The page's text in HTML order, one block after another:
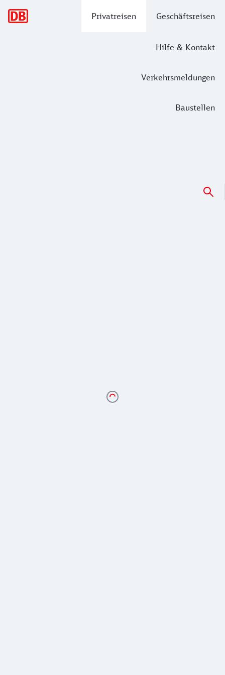
Privatreisen Geschäftsreisen
Hilfe & Kontakt
Verkehrsmeldungen
Baustellen